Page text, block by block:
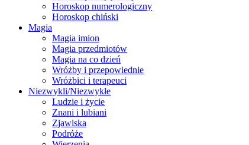
Horoskop numerologiczny
Horoskop chiński
Magia
Magia imion
Magia przedmiotów
Magia na co dzień
Wróżby i przepowiednie
Wróżbici i terapeuci
Niezwykli/Niezwykłe
Ludzie i życie
Znani i lubiani
Zjawiska
Podróże